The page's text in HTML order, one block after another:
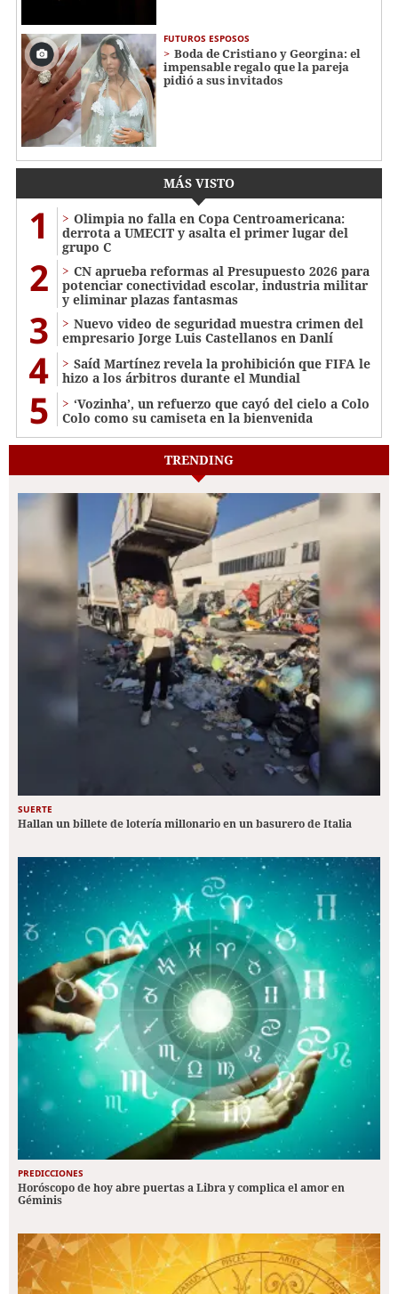
FUTUROS ESPOSOS
Boda de Cristiano y Georgina: el
impensable regalo que la pareja
pidió a sus invitados
MÁS VISTO
1
Olimpia no falla en Copa Centroamericana:
derrota a UMECIT y asalta el primer lugar del
grupo C
2
CN aprueba reformas al Presupuesto 2026 para
potenciar conectividad escolar, industria militar
y eliminar plazas fantasmas
3
Nuevo video de seguridad muestra crimen del
empresario Jorge Luis Castellanos en Danlí
4
Saíd Martínez revela la prohibición que FIFA le
hizo a los árbitros durante el Mundial
5
‘Vozinha’, un refuerzo que cayó del cielo a Colo
Colo como su camiseta en la bienvenida
TRENDING
SUERTE
Hallan un billete de lotería millonario en un basurero de Italia
PREDICCIONES
Horóscopo de hoy abre puertas a Libra y complica el amor en
Géminis